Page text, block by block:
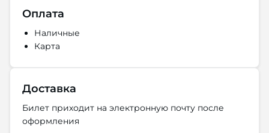
Оплата
Наличные
Карта
Доставка
Билет приходит на электронную почту после
оформления